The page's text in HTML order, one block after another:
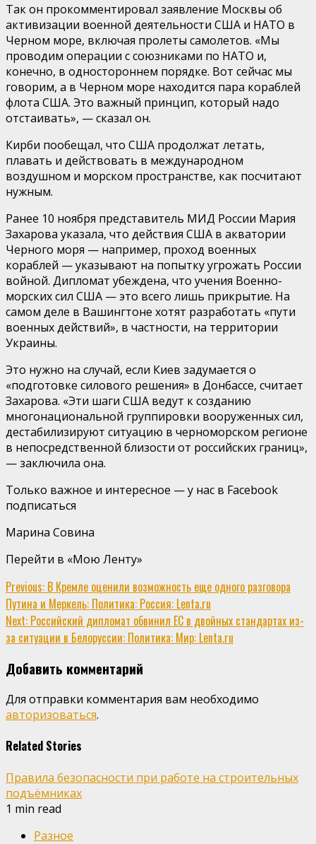
Так он прокомментировал заявление Москвы об
активизации военной деятельности США и НАТО в
Черном море, включая пролеты самолетов. «Мы
проводим операции с союзниками по НАТО и,
конечно, в одностороннем порядке. Вот сейчас мы
говорим, а в Черном море находится пара кораблей
флота США. Это важный принцип, который надо
отстаивать», — сказал он.
Кирби пообещал, что США продолжат летать,
плавать и действовать в международном
воздушном и морском пространстве, как посчитают
нужным.
Ранее 10 ноября представитель МИД России Мария
Захарова указала, что действия США в акватории
Черного моря — например, проход военных
кораблей — указывают на попытку угрожать России
войной. Дипломат убеждена, что учения Военно-
морских сил США — это всего лишь прикрытие. На
самом деле в Вашингтоне хотят разработать «пути
военных действий», в частности, на территории
Украины.
Это нужно на случай, если Киев задумается о
«подготовке силового решения» в Донбассе, считает
Захарова. «Эти шаги США ведут к созданию
многонациональной группировки вооруженных сил,
дестабилизируют ситуацию в черноморском регионе
в непосредственной близости от российских границ»,
— заключила она.
Только важное и интересное — у нас в Facebook
подписаться
Марина Совина
Перейти в «Мою Ленту»
Continue
Reading
Previous: В Кремле оценили возможность еще одного разговора
Путина и Меркель: Политика: Россия: Lenta.ru
Next: Российский дипломат обвинил ЕС в двойных стандартах из-
за ситуации в Белоруссии: Политика: Мир: Lenta.ru
Добавить комментарий
Для отправки комментария вам необходимо
авторизоваться.
Related Stories
Правила безопасности при работе на строительных
подъёмниках
1 min read
Разное